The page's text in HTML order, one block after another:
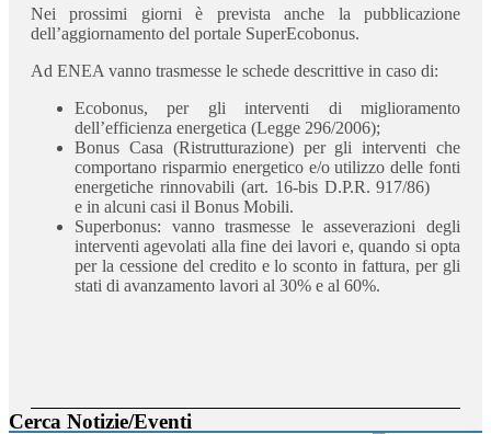
Nei prossimi giorni è prevista anche la pubblicazione
dell’aggiornamento del portale SuperEcobonus.
Ad ENEA vanno trasmesse le schede descrittive in caso di:
Ecobonus, per gli interventi di miglioramento
dell’efficienza energetica (Legge 296/2006);
Bonus Casa (Ristrutturazione) per gli interventi che
comportano risparmio energetico e/o utilizzo delle fonti
energetiche rinnovabili (art. 16-bis D.P.R. 917/86)
e in alcuni casi il Bonus Mobili.
Superbonus: vanno trasmesse le asseverazioni degli
interventi agevolati alla fine dei lavori e, quando si opta
per la cessione del credito e lo sconto in fattura, per gli
stati di avanzamento lavori al 30% e al 60%.
Cerca Notizie/Eventi